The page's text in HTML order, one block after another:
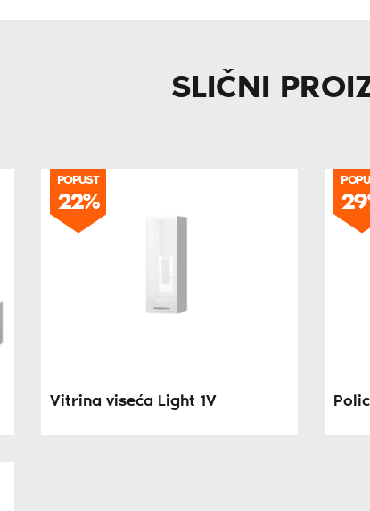
SLIČNI
POPUST
22%
Vitrina viseća Light 1V